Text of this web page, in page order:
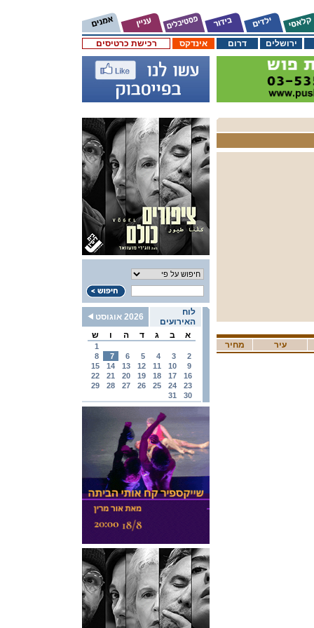
רכישת כרטיסים אינדקס דרום ירושלים
לוח
האירועים
2026 אוגוסט
א
ב ג ד ה ו ש
1
2
3
4
5
6
7
8
9
10
11
12
13
14
15
16
17
18
19
20
21
22
23
24
25
26
27
28
29
30
31
מחיר עיר